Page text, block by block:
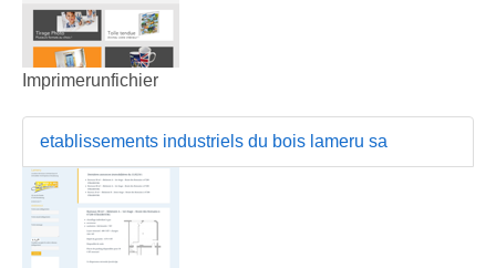
Imprimerunfichier
etablissements industriels du bois lameru sa